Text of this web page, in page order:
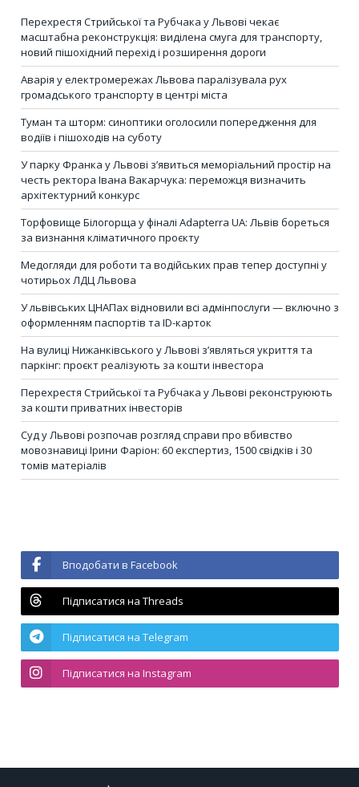
Перехрестя Стрийської та Рубчака у Львові чекає
масштабна реконструкція: виділена смуга для транспорту,
новий пішохідний перехід і розширення дороги
Аварія у електромережах Львова паралізувала рух
громадського транспорту в центрі міста
Туман та шторм: синоптики оголосили попередження для
водіїв і пішоходів на суботу
У парку Франка у Львові з’явиться меморіальний простір на
честь ректора Івана Вакарчука: переможця визначить
архітектурний конкурс
Торфовище Білогорща у фіналі Adapterra UA: Львів бореться
за визнання кліматичного проєкту
Медогляди для роботи та водійських прав тепер доступні у
чотирьох ЛДЦ Львова
У львівських ЦНАПах відновили всі адмінпослуги — включно з
оформленням паспортів та ID-карток
На вулиці Нижанківського у Львові з’являться укриття та
паркінг: проєкт реалізують за кошти інвестора
Перехрестя Стрийської та Рубчака у Львові реконструюють
за кошти приватних інвесторів
Суд у Львові розпочав розгляд справи про вбивство
мовознавиці Ірини Фаріон: 60 експертиз, 1500 свідків і 30
томів матеріалів
Вподобати в Facebook
Підписатися на Threads
Підписатися на Telegram
Підписатися на Instagram